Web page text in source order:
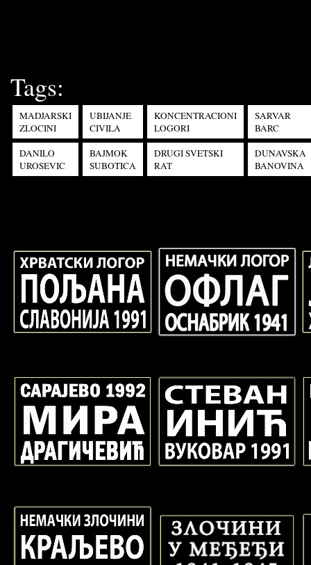
Tags:
MADJARSKI
ZLOCINI
UBIJANJE
CIVILA
KONCENTRACIONI
LOGORI
SARVAR
BARC
DANILO
UROSEVIC
BAJMOK
SUBOTICA
DRUGI SVETSKI
RAT
DUNAVSKA
BANOVINA